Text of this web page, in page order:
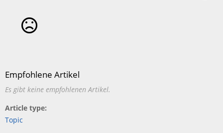
Empfohlene Artikel
Es gibt keine empfohlenen Artikel.
Article type
Topic